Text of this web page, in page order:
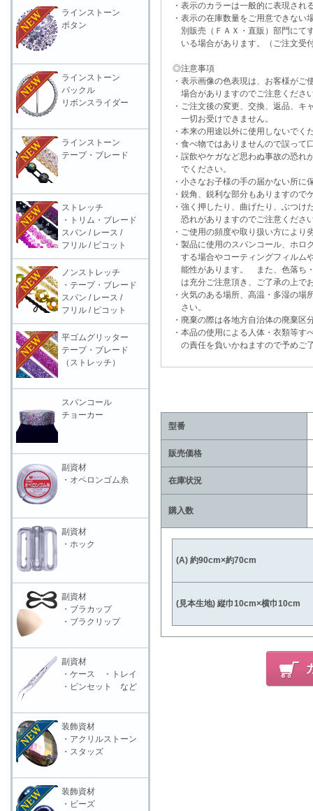
・表示のカラーは一般的に表現され
・表示の在庫数量をご用意できな
別販売（ＦＡＸ・直販）部門にて
いる場合があります。（ご注文受
◎注意事項
・表示画像の色表現は、お客様がご
場合がありますのでご注意くださ
・ご注文後の変更、交換、返品、キ
一切お受けできません。
・本来の用途以外に使用しないでく
・食べ物ではありませんので誤って
・誤飲やケガなど思わぬ事故の恐れ
でください。
・小さなお子様の手の届かない所に
・鋭角、鋭利な部分もありますので
・強く押したり、曲げたり、ぶつけ
恐れがありますのでご注意くださ
・ご使用の頻度や取り扱い方により
・製品に使用のスパンコール、ホロ
する場合やコーティングフィルム
能性があります。 また、色落ち・
は充分ご注意頂き、ご了承の上で
・火気のある場所、高温・多湿の場
さい。
・廃棄の際は各地方自治体の廃棄区
・本品の使用による人体・衣類等す
の責任を負いかねますので予めご
型番
販売価格
在庫状況
購入数
(A) 約90cm×約70cm
(見本生地) 縦巾10cm×横巾10cm
ラインストーン
ボタン
ラインストーン
バックル
リボンスライダー
ラインストーン
テープ・ブレード
ストレッチ
・トリム・ブレード
スパン / レース /
フリル / ピコット
ノンストレッチ
・テープ・ブレード
スパン / レース /
フリル / ピコット
平ゴムグリッター
テープ・ブレード
（ストレッチ）
スパンコール
チョーカー
副資材
・オペロンゴム糸
副資材
・ホック
副資材
・ブラカップ
・ブラクリップ
副資材
・ケース ・トレイ
・ピンセット など
装飾資材
・アクリルストーン
・スタッズ
装飾資材
・ビーズ